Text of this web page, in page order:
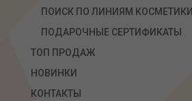
ПОИСК ПО ЛИНИЯМ КОСМЕТИКИ
ПОДАРОЧНЫЕ СЕРТИФИКАТЫ
ТОП ПРОДАЖ
НОВИНКИ
КОНТАКТЫ